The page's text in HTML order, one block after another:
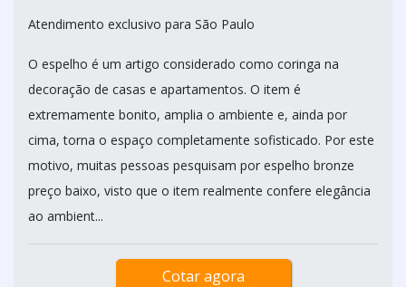
Atendimento exclusivo para São Paulo
O espelho é um artigo considerado como coringa na
decoração de casas e apartamentos. O item é
extremamente bonito, amplia o ambiente e, ainda por
cima, torna o espaço completamente sofisticado. Por este
motivo, muitas pessoas pesquisam por espelho bronze
preço baixo, visto que o item realmente confere elegância
ao ambient...
Cotar agora